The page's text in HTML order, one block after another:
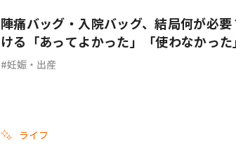
陣痛バッグ・入院バッグ、結局何が必
ける「あってよかった」「使わなかった
妊娠・出産
ライフ